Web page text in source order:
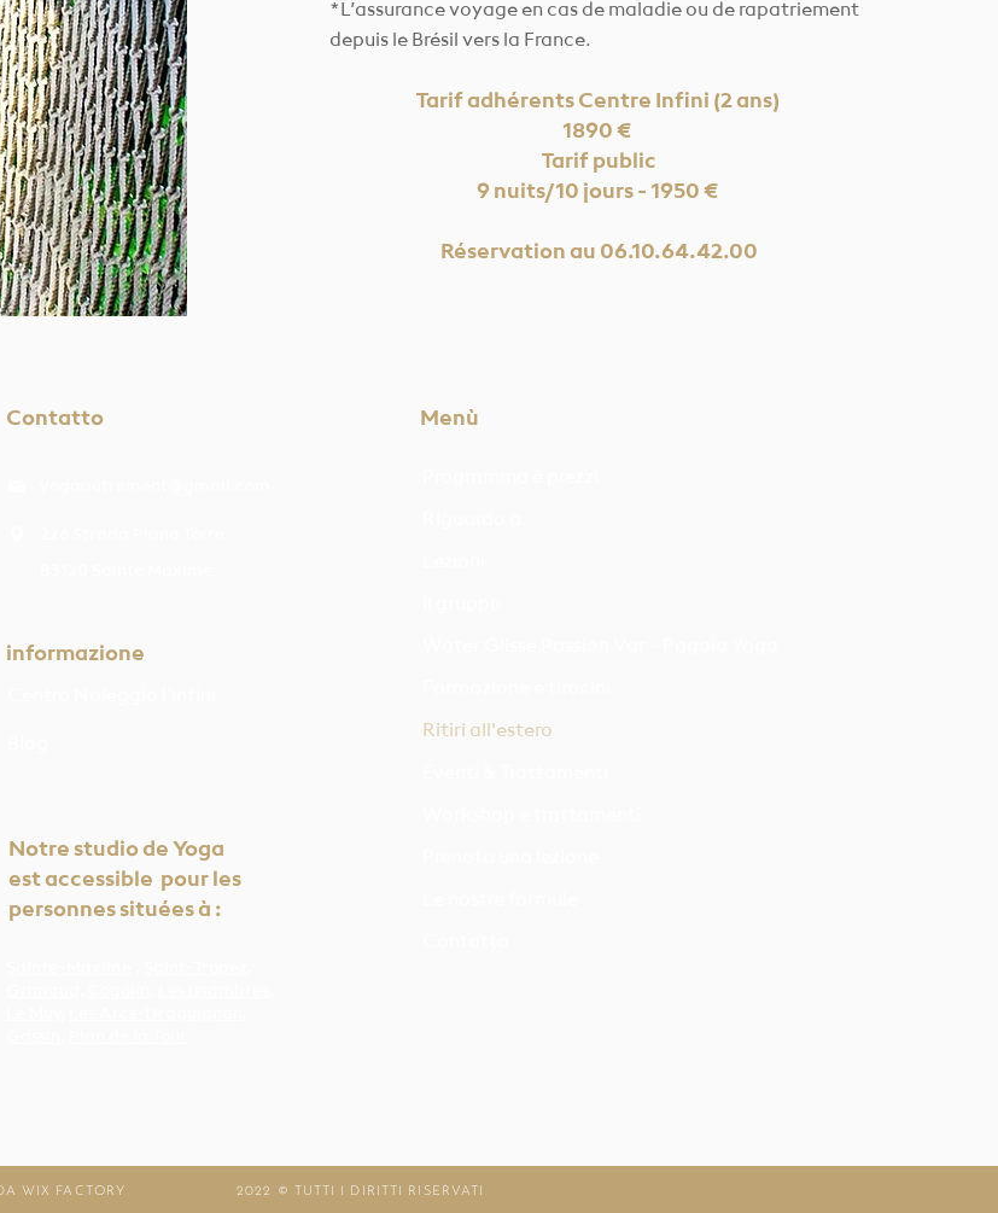
*L’assurance voyage en cas de maladie ou de rapatriement
depuis le Brésil vers la France.
Tarif adhérents Centre Infini (2 ans)
1890 €
Tarif public
9 nuits/10 jours - 1950 €
Réservation au 06.10.64.42.00
Contatto
informazione
Notre studio de Yoga
est accessible pour les
personnes situées à :
Menù
Ritiri all'estero
WIX FACTORY 2022 © TUTTI I DIRITTI RISERVATI